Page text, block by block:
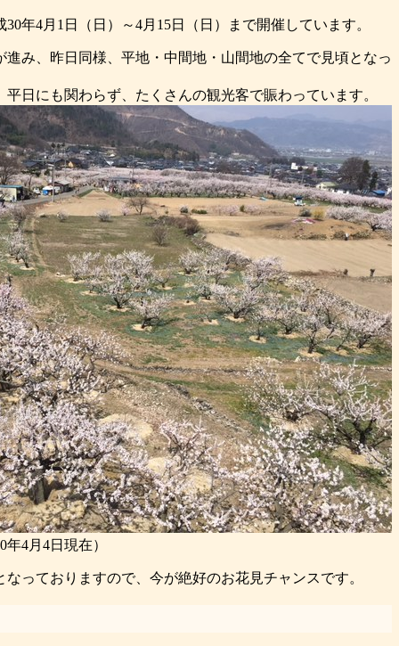
年4月1日（日）～4月15日（日）まで開催しています。
み、昨日同様、平地・中間地・山間地の全てで見頃となっ
日にも関わらず、たくさんの観光客で賑わっています。
4月4日現在）
っておりますので、今が絶好のお花見チャンスです。